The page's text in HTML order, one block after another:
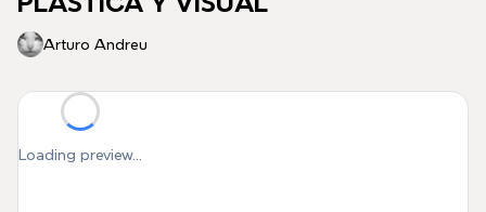
Arturo Andreu
Loading preview...